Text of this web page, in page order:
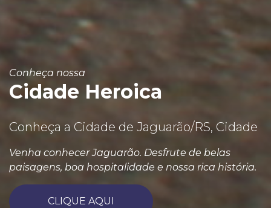
Conheça nossa
Cidade Heroica
Conheça a Cidade de Jaguarão/RS, Cidade
Venha conhecer Jaguarão. Desfrute de belas
paisagens, boa hospitalidade e nossa rica história.
CLIQUE AQUI